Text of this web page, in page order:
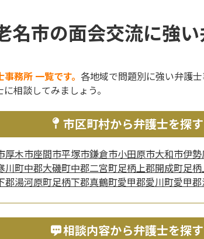
名市の面会交流に強
務所 一覧です。 各地域で問題別に強い弁護
相談してみましょう。
市区町村から弁護士を探す
厚木市座間市平塚市鎌倉市小田原市大和市伊
川町中郡大磯町中郡二宮町足柄上郡開成町足
郡湯河原町足柄下郡真鶴町愛甲郡愛川町愛甲
相談内容から弁護士を探す